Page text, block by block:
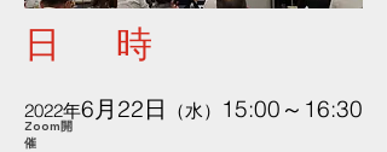
日 時
2022年6月22日 （水） 15:00～16:30
Zoom開
催